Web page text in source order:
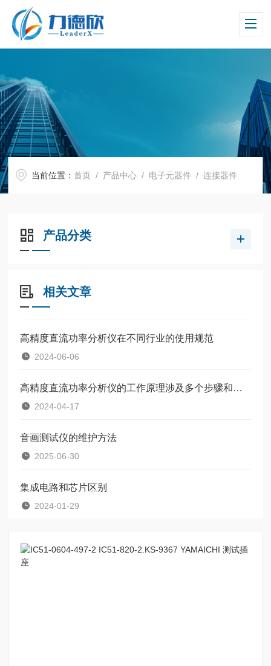
当前位置：首页 / 产品中心 / 电子元器件 /连接器件
产品分类
相关文章
高精度直流功率分析仪在不同行业的使用规范
2024-06-06
高精度直流功率分析仪的工作原理涉及多个步骤和功能
2024-04-17
音画测试仪的维护方法
2025-06-30
集成电路和芯片区别
2024-01-29